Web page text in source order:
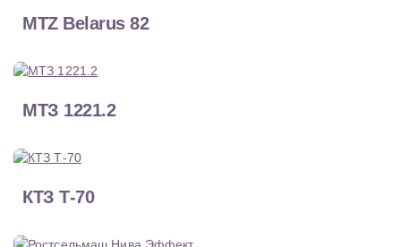
MTZ Belarus 82
МТЗ 1221.2
КТЗ Т-70